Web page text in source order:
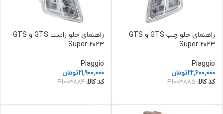
راهنمای جلو چپ GTS و GTS
Super 2023
Piaggio
22,600,000تومان
کد کالا: PI003885
راهنمای جلو راست GTS و GTS
Super 2023
Piaggio
21,900,000تومان
کد کالا:PI003884